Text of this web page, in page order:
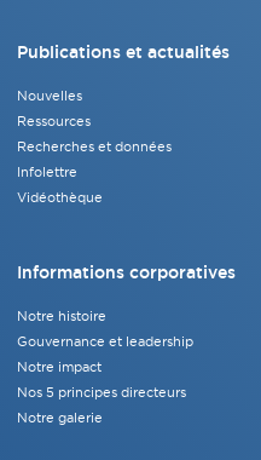
Publications et actualités
Nouvelles
Ressources
Recherches et données
Infolettre
Vidéothèque
Informations corporatives
Notre histoire
Gouvernance et leadership
Notre impact
Nos 5 principes directeurs
Notre galerie